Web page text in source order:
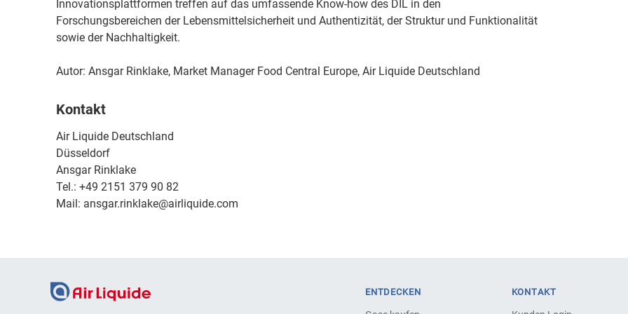
Innovationsplattformen treffen auf das umfassende Know-how des DIL in den
Forschungsbereichen der Lebensmittelsicherheit und Authentizität, der Struktur und Funktionalität
sowie der Nachhaltigkeit.
Autor: Ansgar Rinklake, Market Manager Food Central Europe, Air Liquide Deutschland
Kontakt
Air Liquide Deutschland
Düsseldorf
Ansgar Rinklake
Tel.: +49 2151 379 90 82
Mail: ansgar.rinklake@airliquide.com
ENTDECKEN KONTAKT